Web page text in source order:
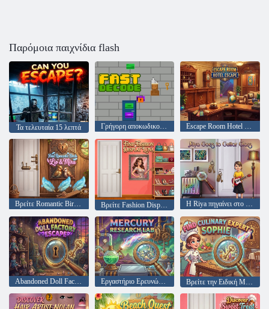
Παρόμοια παιχνίδια flash
Τα τελευταία 15 λεπτά Γρήγορη αποκωδικοποίηση Escape Room Hotel Escape
Βρείτε Romantic Birds Lio & Mira Βρείτε Fashion Display Luna Η Riya πηγαίνει στο μάθημα κιθάρας
Abandoned Doll Factory Escape Εργαστήριο Ερευνών Ερμής Βρείτε την Ειδική Μαγειρική Σόφι